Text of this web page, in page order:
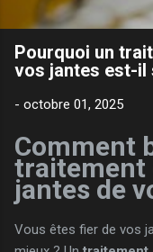
Pourquoi un
vos jantes est-il
- octobre 01, 2025
Comment
traitement
jantes de
Vous êtes fier de vos